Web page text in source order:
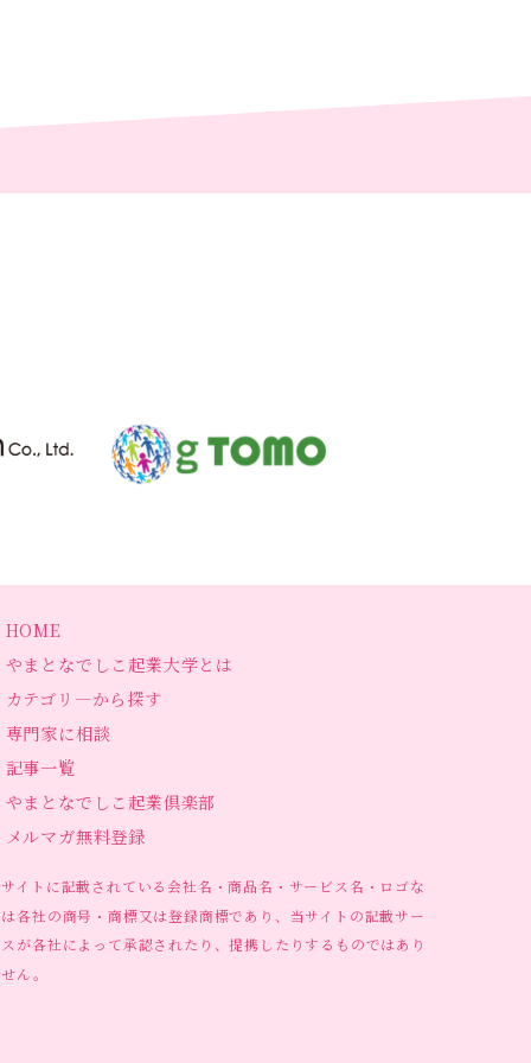
HOME
やまとなでしこ起業大学とは
カテゴリ―から探す
専門家に相談
記事一覧
やまとなでしこ起業倶楽部
メルマガ無料登録
イトに記載されている会社名・商品名・サービス名・ロゴな
各社の商号・商標又は登録商標であり、当サイトの記載サー
が各社によって承認されたり、提携したりするものではあり
ん。